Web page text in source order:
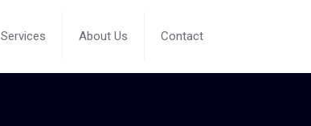
Services About Us Contact